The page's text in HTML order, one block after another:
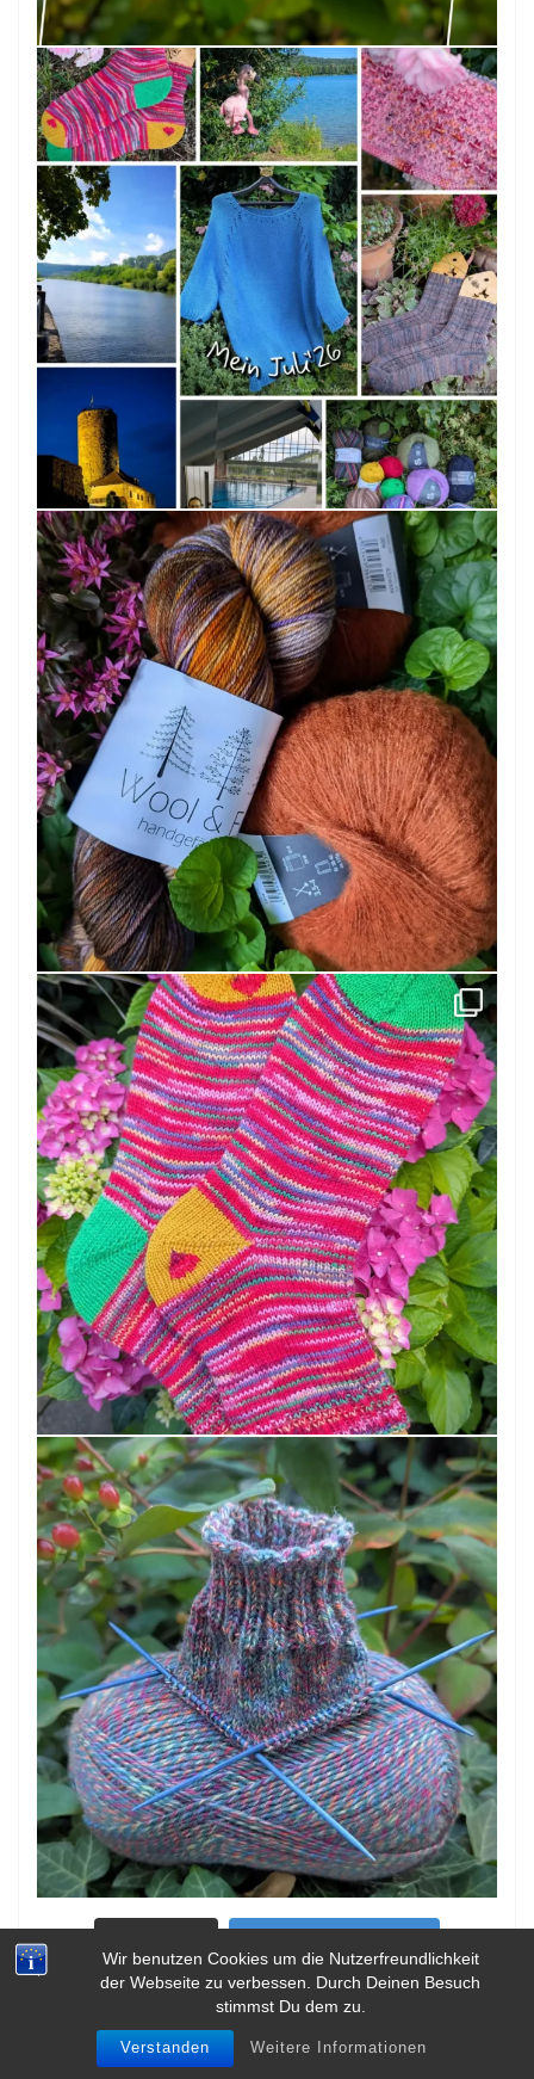
Wir benutzen Cookies um die Nutzerfreundlichkeit
der Webseite zu verbessen. Durch Deinen Besuch
stimmst Du dem zu.
Verstanden Weitere Informationen